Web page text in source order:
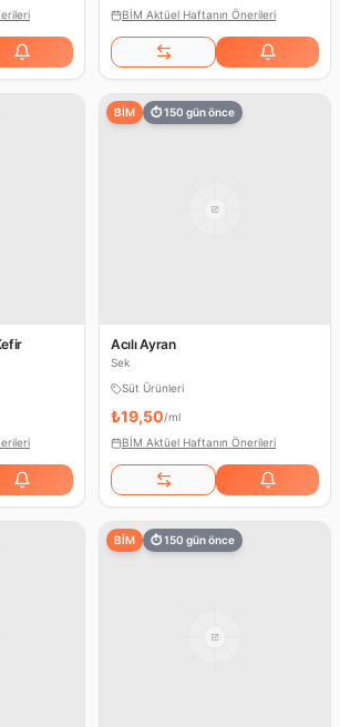
BİM Aktüel Haftanın Önerileri
BİM ⏱150 gün önce
Acılı Ayran
Sek
Süt Ürünleri
₺19,50/ml
BİM Aktüel Haftanın Önerileri
BİM ⏱150 gün önce